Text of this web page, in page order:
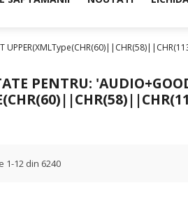
PENTRU:
1-12 din 6240